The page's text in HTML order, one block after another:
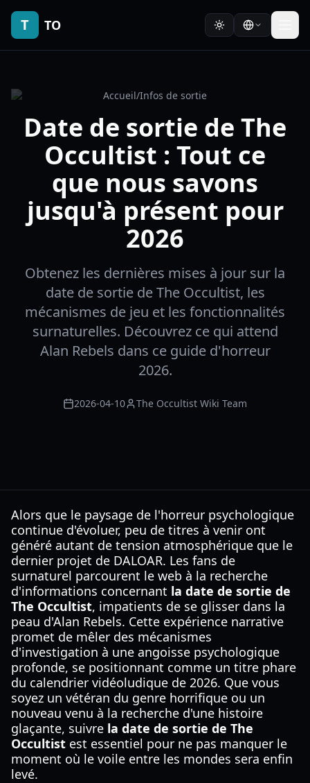
T TO
Accueil/Infos de sortie
Date de sortie de The
Occultist : Tout ce
que nous savons
jusqu'à présent pour
2026
Obtenez les dernières mises à jour sur la
date de sortie de The Occultist, les
mécanismes de jeu et les fonctionnalités
surnaturelles. Découvrez ce qui attend
Alan Rebels dans ce guide d'horreur
2026.
2026-04-10 The Occultist Wiki Team
Alors que le paysage de l'horreur psychologique
continue d'évoluer, peu de titres à venir ont
généré autant de tension atmosphérique que le
dernier projet de DALOAR. Les fans de
surnaturel parcourent le web à la recherche
d'informations concernant la date de sortie de
The Occultist, impatients de se glisser dans la
peau d'Alan Rebels. Cette expérience narrative
promet de mêler des mécanismes
d'investigation à une angoisse psychologique
profonde, se positionnant comme un titre phare
du calendrier vidéoludique de 2026. Que vous
soyez un vétéran du genre horrifique ou un
nouveau venu à la recherche d'une histoire
glaçante, suivre la date de sortie de The
Occultist est essentiel pour ne pas manquer le
moment où le voile entre les mondes sera enfin
levé.